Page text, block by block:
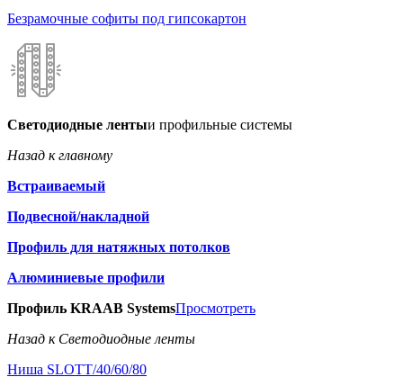
Безрамочные софиты под гипсокартон
Светодиодные лентыи профильные системы
Назад к главному
Встраиваемый
Подвесной/накладной
Профиль для натяжных потолков
Алюминиевые профили
Профиль KRAAB SystemsПросмотреть
Назад к Светодиодные ленты
Ниша SLOTT/40/60/80